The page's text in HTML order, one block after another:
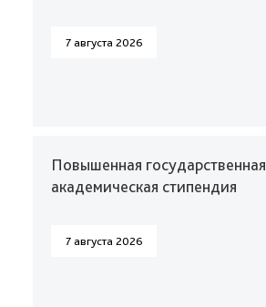
7 августа 2026
Повышенная государственная
академическая стипендия
7 августа 2026